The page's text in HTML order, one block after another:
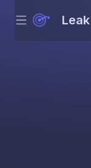
Menu